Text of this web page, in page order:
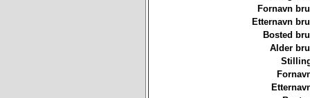
Fornavn
Etternavn
Bosted
Alder